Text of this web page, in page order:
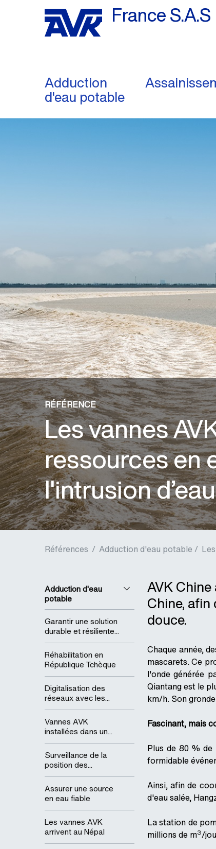
France S.A.S
Adduction
d'eau potable
Références / Adduction d'eau potable /
Adduction d'eau
potable
Garantir une solution
durable et résiliente...
Réhabilitation en
République Tchèque
Digitalisation des
réseaux avec les...
Vannes AVK
installées dans un...
Surveillance de la
position des...
Assurer une source
en eau fiable
Les vannes AVK
arrivent au Népal
RÉFÉRENCE
Les vannes
ressources en
l'intrusion
AVK
Chine, afin
douce.
Chaque année,
mascarets. Ce
l'onde générée
Qiantang est le
km/h. Son
Fascinant, mais
Plus de 80 %
formidable
Ainsi, afin de
d'eau salée,
La station de
millions de m3/